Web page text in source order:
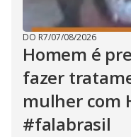
DO R7/07/08/2026
Homem é
fazer
mulher com
#falabrasil